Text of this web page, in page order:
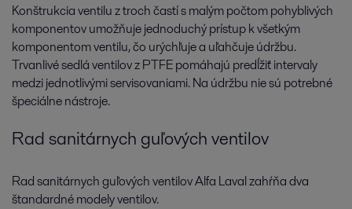
Konštrukcia ventilu z troch častí s malým počtom pohyblivých
komponentov umožňuje jednoduchý prístup k všetkým
komponentom ventilu, čo urýchľuje a uľahčuje údržbu.
Trvanlivé sedlá ventilov z PTFE pomáhajú predĺžiť intervaly
medzi jednotlivými servisovaniami. Na údržbu nie sú potrebné
špeciálne nástroje.
Rad sanitárnych guľových ventilov
Rad sanitárnych guľových ventilov Alfa Laval zahŕňa dva
štandardné modely ventilov.